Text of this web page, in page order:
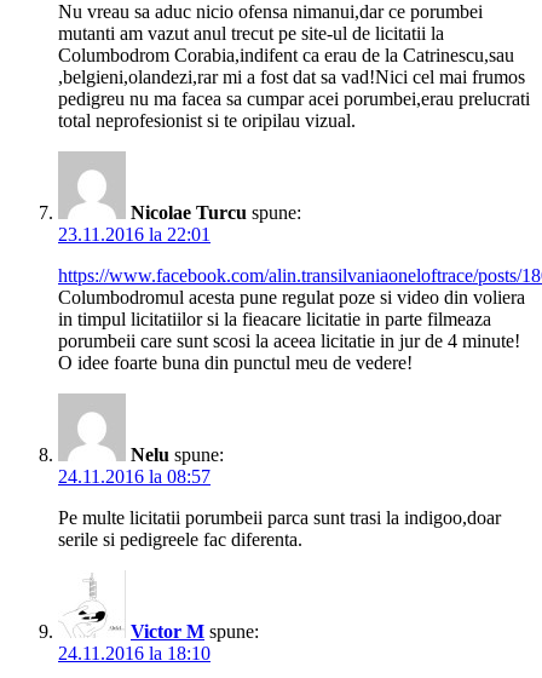
Nu vreau sa aduc nicio ofensa nimanui,dar ce porumbei
mutanti am vazut anul trecut pe site-ul de licitatii la
Columbodrom Corabia,indifent ca erau de la Catrinescu,sau
,belgieni,olandezi,rar mi a fost dat sa vad!Nici cel mai frumos
pedigreu nu ma facea sa cumpar acei porumbei,erau prelucrati
total neprofesionist si te oripilau vizual.
Nicolae Turcu spune:
23.11.2016 la 22:01
https://www.facebook.com/alin.transilvaniaoneloftrace/posts/
Columbodromul acesta pune regulat poze si video din voliera
in timpul licitatiilor si la fieacare licitatie in parte filmeaza
porumbeii care sunt scosi la aceea licitatie in jur de 4 minute!
O idee foarte buna din punctul meu de vedere!
Nelu spune:
24.11.2016 la 08:57
Pe multe licitatii porumbeii parca sunt trasi la indigoo,doar
serile si pedigreele fac diferenta.
Victor M spune:
24.11.2016 la 18:10